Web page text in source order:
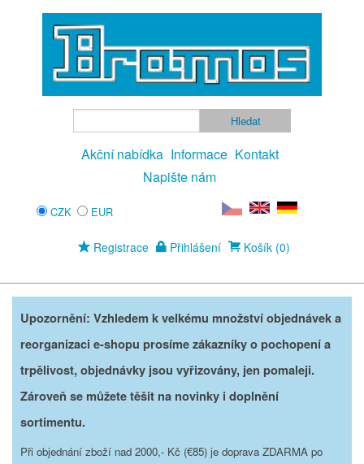
Akční nabídka Informace Kontakt
Napište nám
CZK EUR
Registrace Přihlášení Košík (0)
Upozornění: Vzhledem k velkému množství objednávek a
reorganizaci e-shopu prosíme zákazníky o pochopení a
trpělivost, objednávky jsou vyřizovány, jen pomaleji.
Zároveň se můžete těšit na novinky i doplnění
sortimentu.
Při objednání zboží nad 2000,- Kč (€85) je doprava ZDARMA po